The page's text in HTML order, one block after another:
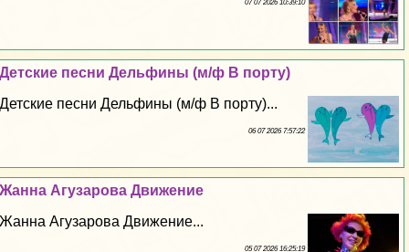
07 07 2026 10:39:10
Детские песни Дельфины (м/ф В порту)
Детские песни Дельфины (м/ф В порту)...
06 07 2026 7:57:22
Жанна Агузарова Движение
Жанна Агузарова Движение...
05 07 2026 16:25:19